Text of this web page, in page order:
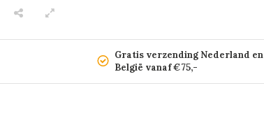
Gratis verzending Nederland en
België vanaf €75,-